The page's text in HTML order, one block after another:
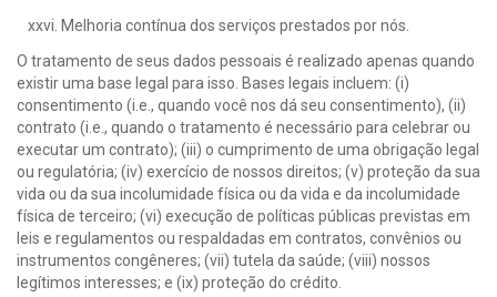
Melhoria contínua dos serviços prestados por nós.
O tratamento de seus dados pessoais é realizado apenas quando
existir uma base legal para isso. Bases legais incluem: (i)
consentimento (i.e., quando você nos dá seu consentimento), (ii)
contrato (i.e., quando o tratamento é necessário para celebrar ou
executar um contrato); (iii) o cumprimento de uma obrigação legal
ou regulatória; (iv) exercício de nossos direitos; (v) proteção da sua
vida ou da sua incolumidade física ou da vida e da incolumidade
física de terceiro; (vi) execução de políticas públicas previstas em
leis e regulamentos ou respaldadas em contratos, convênios ou
instrumentos congêneres; (vii) tutela da saúde; (viii) nossos
legítimos interesses; e (ix) proteção do crédito.